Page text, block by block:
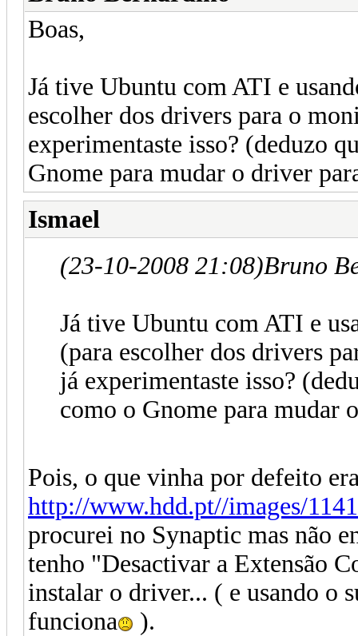
Boas,
Já tive Ubuntu com ATI e
escolher dos drivers para o
experimentaste isso? (deduzo
Gnome para mudar o driver
Ismael
(23-10-2008 21:08)Bruno
Já tive Ubuntu com ATI e
(para escolher dos drivers
já experimentaste isso?
como o Gnome para mudar
Pois, o que vinha por defeito
http://www.hdd.pt//images/
procurei no Synaptic mas não
tenho "Desactivar a Extensão
instalar o driver... ( e usando o
funciona
).